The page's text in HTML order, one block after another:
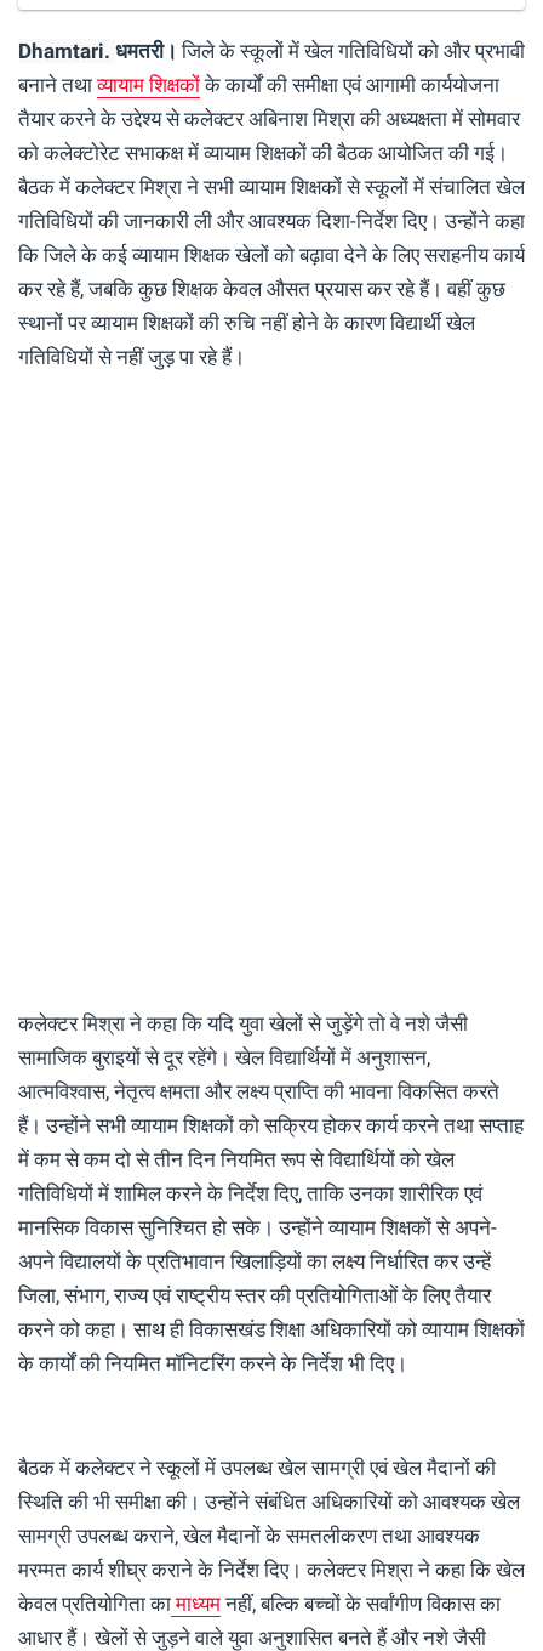
Dhamtari. धमतरी। जिले के स्कूलों में खेल गतिविधियों को और प्रभावी
बनाने तथाव्यायाम शिक्षकोंके कार्यों की समीक्षा एवं आगामी कार्ययोजना
तैयार करने के उद्देश्य से कलेक्टर अबिनाश मिश्रा की अध्यक्षता में सोमवार
को कलेक्टोरेट सभाकक्ष में व्यायाम शिक्षकों की बैठक आयोजित की गई।
बैठक में कलेक्टर मिश्रा ने सभी व्यायाम शिक्षकों से स्कूलों में संचालित खेल
गतिविधियों की जानकारी ली और आवश्यक दिशा-निर्देश दिए। उन्होंने कहा
कि जिले के कई व्यायाम शिक्षक खेलों को बढ़ावा देने के लिए सराहनीय कार्य
कर रहे हैं, जबकि कुछ शिक्षक केवल औसत प्रयास कर रहे हैं। वहीं कुछ
स्थानों पर व्यायाम शिक्षकों की रुचि नहीं होने के कारण विद्यार्थी खेल
गतिविधियों से नहीं जुड़ पा रहे हैं।
कलेक्टर मिश्रा ने कहा कि यदि युवा खेलों से जुड़ेंगे तो वे नशे जैसी
सामाजिक बुराइयों से दूर रहेंगे। खेल विद्यार्थियों में अनुशासन,
आत्मविश्वास, नेतृत्व क्षमता और लक्ष्य प्राप्ति की भावना विकसित करते
हैं। उन्होंने सभी व्यायाम शिक्षकों को सक्रिय होकर कार्य करने तथा सप्ताह
में कम से कम दो से तीन दिन नियमित रूप से विद्यार्थियों को खेल
गतिविधियों में शामिल करने के निर्देश दिए, ताकि उनका शारीरिक एवं
मानसिक विकास सुनिश्चित हो सके। उन्होंने व्यायाम शिक्षकों से अपने-
अपने विद्यालयों के प्रतिभावान खिलाड़ियों का लक्ष्य निर्धारित कर उन्हें
जिला, संभाग, राज्य एवं राष्ट्रीय स्तर की प्रतियोगिताओं के लिए तैयार
करने को कहा। साथ ही विकासखंड शिक्षा अधिकारियों को व्यायाम शिक्षकों
के कार्यों की नियमित मॉनिटरिंग करने के निर्देश भी दिए।
बैठक में कलेक्टर ने स्कूलों में उपलब्ध खेल सामग्री एवं खेल मैदानों की
स्थिति की भी समीक्षा की। उन्होंने संबंधित अधिकारियों को आवश्यक खेल
सामग्री उपलब्ध कराने, खेल मैदानों के समतलीकरण तथा आवश्यक
मरम्मत कार्य शीघ्र कराने के निर्देश दिए। कलेक्टर मिश्रा ने कहा कि खेल
केवल प्रतियोगिता कामाध्यमनहीं, बल्कि बच्चों के सर्वांगीण विकास का
आधार हैं। खेलों से जुड़ने वाले युवा अनुशासित बनते हैं और नशे जैसी